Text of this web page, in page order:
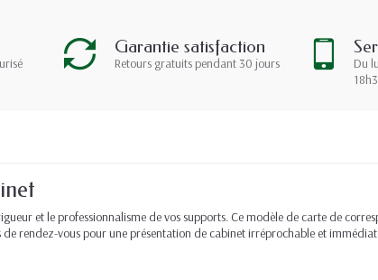
Garantie satisfaction
Retours gratuits pendant 30 jours
Du
et le professionnalisme de vos supports. Ce modèle de carte de
rendez-vous pour une présentation de cabinet irréprochable et